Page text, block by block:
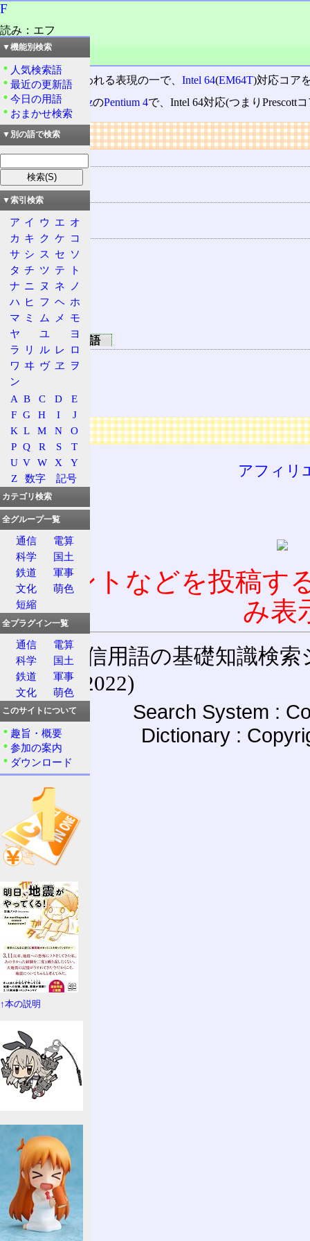
F
読み：エフ
外語：F
品詞：名詞
IntelのCPUに使われる表現の一で、Intel 64(EM64T)対応コア
例えば、3.20
GHzのPentium 4で、Intel 64対応(つまりPrescott
リンク
メーカー
Intel
製品名
Pentium 4
関連する用語
A
B (Intel)
C (Intel)
E
EB (Intel)
関連する技術用語
Intel 64
FSBクロック
GHz
広告
アフィリ
コメントなどを投稿す
み表
通信用語の基礎知識検索
(27-May-2022)
Search System :
Dictionary :
▼機能別検索
人気検索語
最近の更新語
今日の用語
おまかせ検索
▼別の語で検索
▼索引検索
ア イ ウ エ オ
カ キ ク ケ コ
サ シ ス セ ソ
タ チ ツ テ
ト
ナ ニ ヌ ネ
ノ
ハ ヒ フ ヘ ホ
マ ミ ム メ
モ
ヤ
ユ
ヨ
ラ
リ ル レ ロ
ワ ヰ ヴ ヱ
ヲ
ン
A B C D
E
F G H I
J
K L M N
O
P Q R S
T
U V W X
Y
Z
数字 記号
カテゴリ検索
全グループ一覧
通信
電算
科学
国土
鉄道
軍事
文化
萌色
短縮
全プラグイン一覧
通信
電算
科学
国土
鉄道
軍事
文化
萌色
このサイトについて
趣旨・概要
参加の案内
ダウンロード
↑本の説明